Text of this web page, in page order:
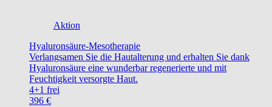
Aktion
Hyaluronsäure-Mesotherapie
Verlangsamen Sie die Hautalterung und erhalten Sie dank
Hyaluronsäure eine wunderbar regenerierte und mit
Feuchtigkeit versorgte Haut.
4+1 frei
396 €